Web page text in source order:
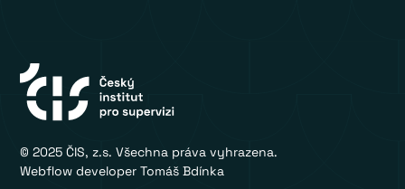
© 2025 ČIS, z.s. Všechna práva vyhrazena.
Webflow developer Tomáš Bdínka